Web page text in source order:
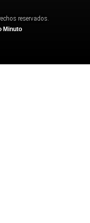
reservados.
Minuto